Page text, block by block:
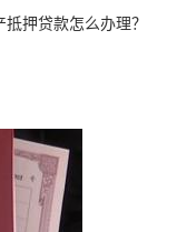
押贷款怎么办理？